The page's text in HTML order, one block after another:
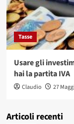
Tasse
Usare gli
hai la partita IVA
Claudio 27
Articoli recenti